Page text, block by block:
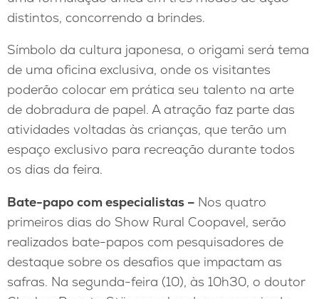
distintos, concorrendo a brindes.
Símbolo da cultura japonesa, o origami será tema
de uma oficina exclusiva, onde os visitantes
poderão colocar em prática seu talento na arte
de dobradura de papel. A atração faz parte das
atividades voltadas às crianças, que terão um
espaço exclusivo para recreação durante todos
os dias da feira.
Bate-papo com especialistas – Nos quatro
primeiros dias do Show Rural Coopavel, serão
realizados bate-papos com pesquisadores de
destaque sobre os desafios que impactam as
safras. Na segunda-feira (10), às 10h30, o doutor